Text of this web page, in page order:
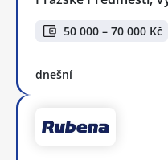
50 000 – 70 000 Kč
dnešní